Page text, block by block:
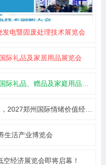
电暨固废处理技术展览会
际礼品及家居用品展览会
品、赠品及家庭用品展览会
郑州国际情绪价值经济博览会
生活产业博览会
经济展览会即将启幕！